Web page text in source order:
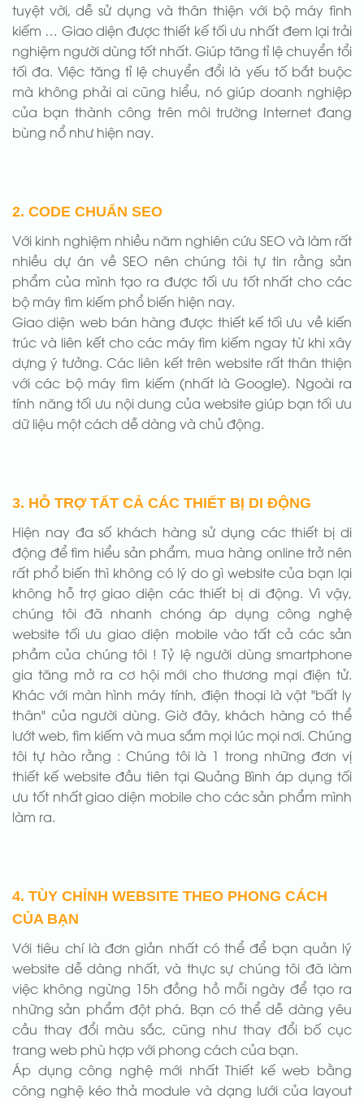
tuyệt vời, dễ sử dụng và thân thiện với bộ máy tình
kiếm … Giao diện được thiết kế tối ưu nhất đem lại trải
nghiệm người dùng tốt nhất. Giúp tăng tỉ lệ chuyển tổi
tối đa. Việc tăng tỉ lệ chuyển đổi là yếu tố bắt buộc
mà không phải ai cũng hiểu, nó giúp doanh nghiệp
của bạn thành công trên môi trường Internet đang
bùng nổ như hiện nay.
2. CODE CHUẨN SEO
Với kinh nghiệm nhiều năm nghiên cứu SEO và làm rất
nhiều dự án về SEO nên chúng tôi tự tin rằng sản
phẩm của mình tạo ra được tối ưu tốt nhất cho các
bộ máy tìm kiếm phổ biến hiện nay.
Giao diện web bán hàng được thiết kế tối ưu về kiến
trúc và liên kết cho các máy tìm kiếm ngay từ khi xây
dựng ý tưởng. Các liên kết trên website rất thân thiện
với các bộ máy tìm kiếm (nhất là Google). Ngoài ra
tính năng tối ưu nội dung của website giúp bạn tối ưu
dữ liệu một cách dễ dàng và chủ động.
3. HỖ TRỢ TẤT CẢ CÁC THIẾT BỊ DI ĐỘNG
Hiện nay đa số khách hàng sử dụng các thiết bị di
động để tìm hiểu sản phẩm, mua hàng online trở nên
rất phổ biến thì không có lý do gì website của bạn lại
không hỗ trợ giao diện các thiết bị di động. Vì vậy,
chúng tôi đã nhanh chóng áp dụng công nghệ
website tối ưu giao diện mobile vào tất cả các sản
phầm của chúng tôi ! Tỷ lệ người dùng smartphone
gia tăng mở ra cơ hội mới cho thương mại điện tử.
Khác với màn hình máy tính, điện thoại là vật "bất ly
thân" của người dùng. Giờ đây, khách hàng có thể
lướt web, tìm kiếm và mua sắm mọi lúc mọi nơi. Chúng
tôi tự hào rằng : Chúng tôi là 1 trong những đơn vị
thiết kế website đầu tiên tại Quảng Bình áp dụng tối
ưu tốt nhất giao diện mobile cho các sản phẩm mình
làm ra.
4. TÙY CHỈNH WEBSITE THEO PHONG CÁCH
CỦA BẠN
Với tiêu chí là đơn giản nhất có thể để bạn quản lý
website dễ dàng nhất, và thực sự chúng tôi đã làm
việc không ngừng 15h đồng hồ mỗi ngày để tạo ra
những sản phẩm đột phá. Bạn có thể dễ dàng yêu
cầu thay đổi màu sắc, cũng như thay đổi bố cục
trang web phù hợp với phong cách của bạn.
Áp dụng công nghệ mới nhất Thiết kế web bằng
công nghệ kéo thả module và dạng lưới của layout